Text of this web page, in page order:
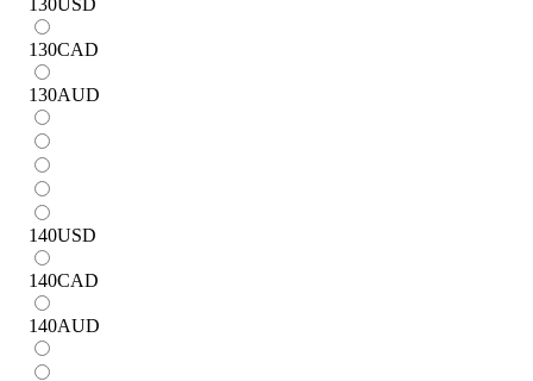
130CAD
130AUD
140USD
140CAD
140AUD